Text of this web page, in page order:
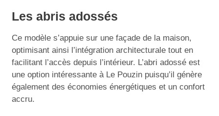
Les abris adossés
Ce modèle s’appuie sur une façade de la maison,
optimisant ainsi l’intégration architecturale tout en
facilitant l’accès depuis l’intérieur. L’abri adossé est
une option intéressante à Le Pouzin puisqu’il génère
également des économies énergétiques et un confort
accru.